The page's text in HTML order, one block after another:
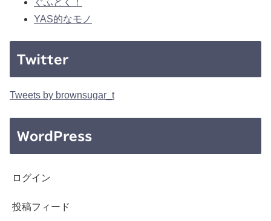
YAS的なモノ
Twitter
Tweets by brownsugar_t
WordPress
ログイン
投稿フィード